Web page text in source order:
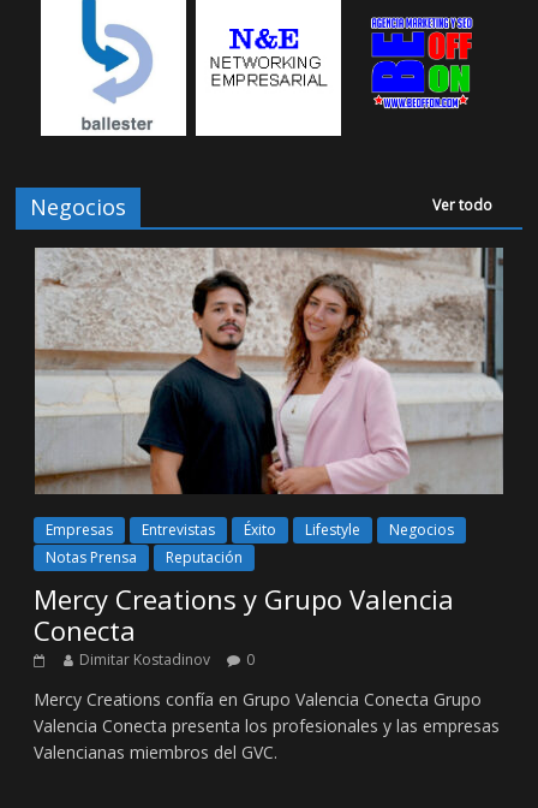
Negocios Ver todo
Empresas Entrevistas Éxito Lifestyle
Negocios
Notas Prensa
Reputación
Mercy Creations y Grupo Valencia
Conecta
Dimitar Kostadinov 0
Mercy Creations confía en Grupo Valencia Conecta Grupo
Valencia Conecta presenta los profesionales y las empresas
Valencianas miembros del GVC.